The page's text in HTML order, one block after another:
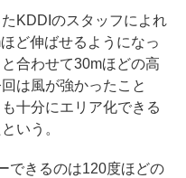
KDDIのスタッフによれ
ど伸ばせるようになっ
合わせて30mほどの高
は風が強かったこと
十分にエリア化できる
いう。
できるのは120度ほどの